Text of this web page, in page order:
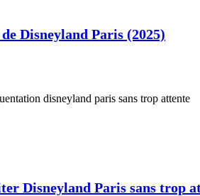
Disneyland Paris (2025)
Disneyland Paris sans trop